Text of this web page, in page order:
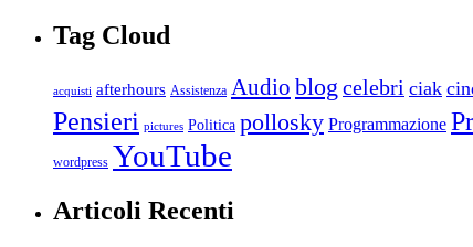
Tag Cloud
acquisti afterhours Assistenza Audio blog celebri ciak
Pensieri pictures Politica pollosky Programmazione
wordpress YouTube
Articoli Recenti